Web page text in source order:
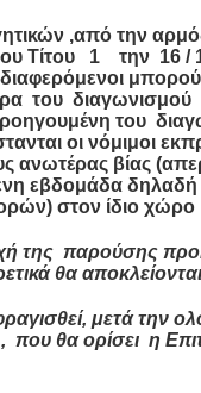
,από την
Τίτου1 την 16 /
του
του
οι νόμιμοι
ανωτέρας βίας
εβδομάδα δηλαδή
στον ίδιο χώρο
της παρούσης
θα
μετά την
θα ορίσει η